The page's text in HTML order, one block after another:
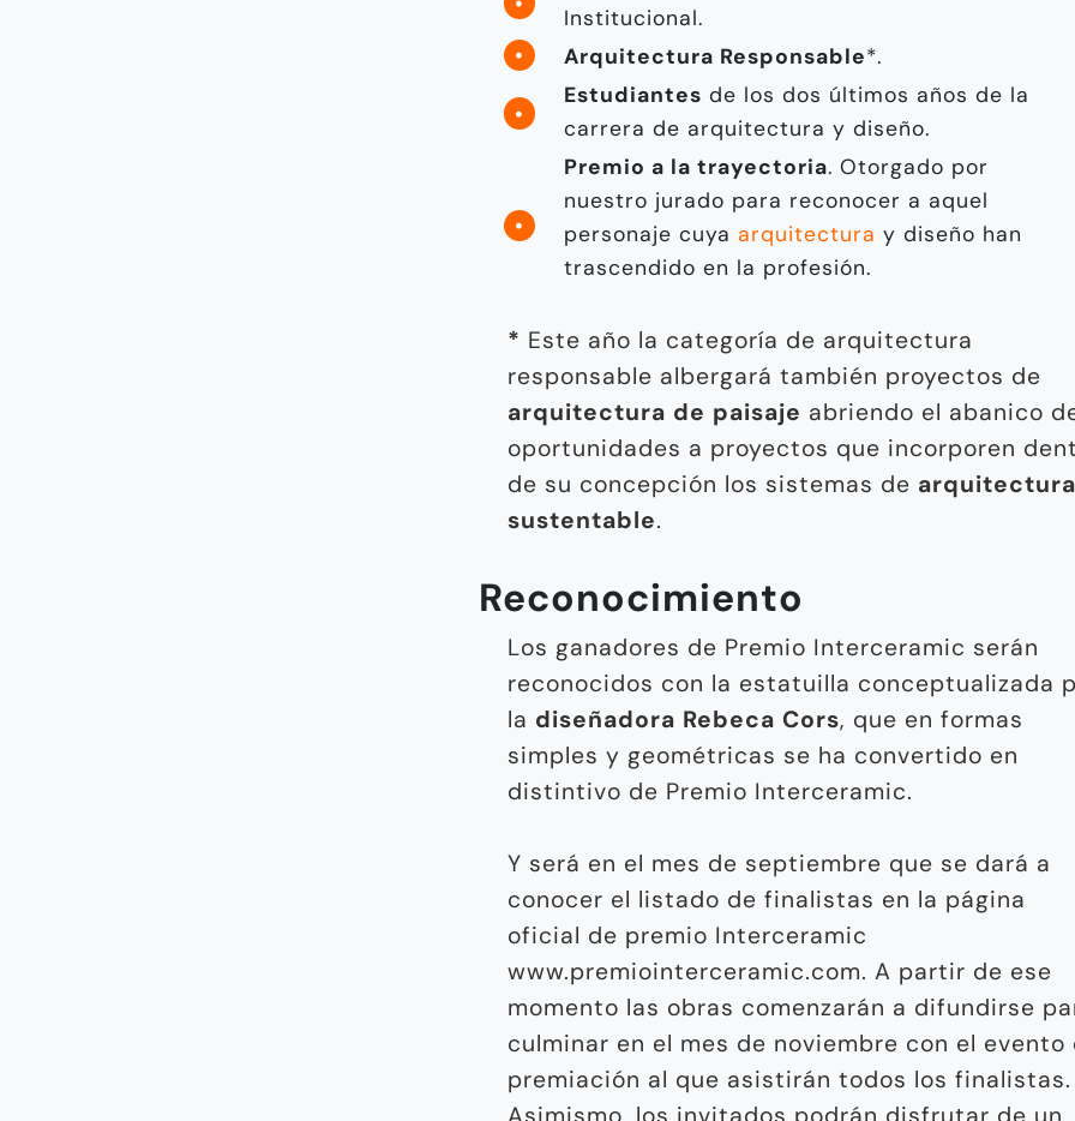
Institucional.
Arquitectura Responsable*.
Estudiantes de los dos últimos años de la
carrera de arquitectura y diseño.
Premio a la trayectoria. Otorgado por
nuestro jurado para reconocer a aquel
personaje cuya arquitectura y diseño han
trascendido en la profesión.
* Este año la categoría de arquitectura
responsable albergará también proyectos de
arquitectura de paisaje abriendo el abanico
oportunidades a proyectos que incorporen
de su concepción los sistemas de arquitectura
sustentable.
Reconocimiento
Los ganadores de Premio Interceramic serán
reconocidos con la estatuilla conceptualizada
la diseñadora Rebeca Cors, que en formas
simples y geométricas se ha convertido en
distintivo de Premio Interceramic.
Y será en el mes de septiembre que se dará a
conocer el listado de finalistas en la página
oficial de premio Interceramic
www.premiointerceramic.com. A partir de ese
momento las obras comenzarán a difundirse
culminar en el mes de noviembre con el evento
premiación al que asistirán todos los finalistas.